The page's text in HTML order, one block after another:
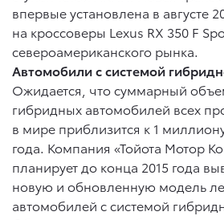
впервые установлена в августе
на кроссоверы Lexus RX 350 F
североамериканского рынка.
Автомобили с системой
Ожидается, что суммарный
гибридных автомобилей всех
в мире приблизится к 1
года. Компания «Тойота Мотор
планирует до конца 2015 года
новую и обновленную модель
автомобилей с системой